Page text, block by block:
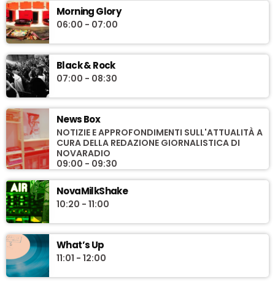
Morning Glory
06:00 - 07:00
Black & Rock
07:00 - 08:30
News Box
NOTIZIE E APPROFONDIMENTI SULL'ATTUALITÀ A
CURA DELLA REDAZIONE GIORNALISTICA DI
NOVARADIO
09:00 - 09:30
NovaMilkShake
10:20 - 11:00
What’s Up
11:01 - 12:00